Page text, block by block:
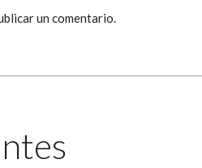
un comentario.